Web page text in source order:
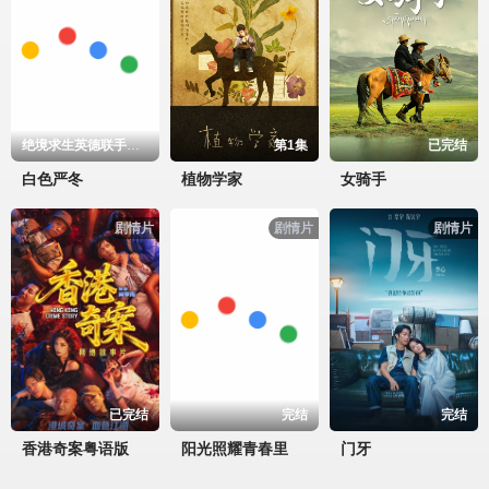
绝境求生英德联手共存
白色严冬
第1集
植物学家
已完结
女骑手
剧情片
已完结
香港奇案粤语版
剧情片
完结
阳光照耀青春里
剧情片
完结
门牙